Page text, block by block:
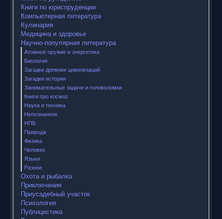
Книги по юриспруденции
Компьютерная литература
Кулинария
Медицина и здоровье
Научно-популярная литература
Атомное оружие и энергетика
Биология
Загадки древних цивилизаций
Загадки истории
Занимательные задачи и головоломки
Книги про космос
Наука и техника
Непознанное
НПБ
Природа
Физика
Человек
Языки
Разное
Охота и рыбалка
Приключения
Приусадебный участок
Психология
Публицистика